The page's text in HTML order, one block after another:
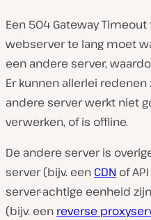
Een 504 Gateway
webserver te lang moet
een andere server,
Er kunnen allerlei
andere server werkt niet
verwerken, of is offline.
De andere server is
server (bijv. een CDN of
server-achtige eenheid
(bijv. een reverse